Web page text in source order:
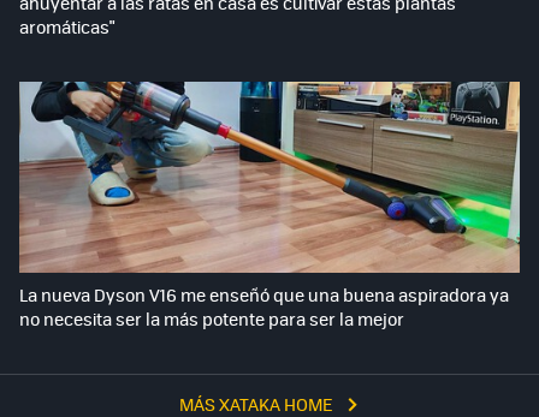
MÁS XATAKA HOME
aromáticas"
La nueva Dyson V16 me enseñó que una buena aspiradora ya
no necesita ser la más potente para ser la mejor